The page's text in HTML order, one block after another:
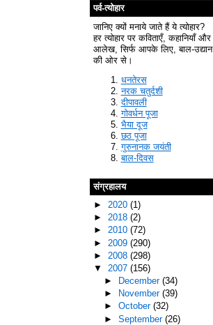
पर्व-त्योहार
जानिए क्यों मनाये जाते हैं ये त्योहार?
हर त्योहार पर कविताएँ, कहानियाँ और
आलेख, सिर्फ आपके लिए, बाल-उद्यान
की ओर से।
धनतेरस
नरक चतुर्दशी
दीपावली
गोवर्धन पूजा
भैया दूज
छठ पूजा
गुरुनानक जयंती
बाल-दिवस
संग्रहालय
► 2020 (1)
► 2018 (2)
► 2010 (72)
► 2009 (290)
► 2008 (298)
▼ 2007 (156)
►
December (34)
►
November (39)
► October (32)
► September (26)